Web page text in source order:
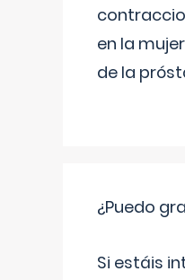
en la
de la
¿Puedo
Si estáis